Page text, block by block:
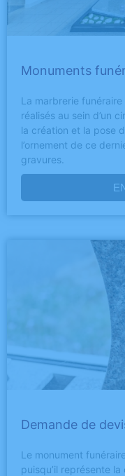
Monuments
La marbrerie
réalisés au sein d’un
la création et la pose
l’ornement de ce
gravures.
Demande de
Le monument
puisqu’il représente